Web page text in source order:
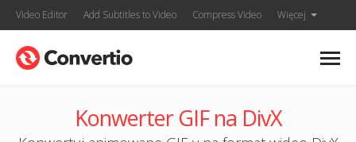
Video Editor Add Subtitles to Video Compress Video Więcej
Konwerter GIF na DivX